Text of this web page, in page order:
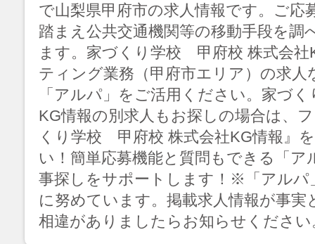
で山梨県甲府市の求人情報です。ご応
踏まえ公共交通機関等の移動手段を
ます。家づくり学校 甲府校 株式会社
ティング業務（甲府市エリア）の求人
「アルパ」をご活用ください。家づ
KG情報の別求人もお探しの場合は、
くり学校 甲府校 株式会社KG情報』
い！簡単応募機能と質問もできる「
事探しをサポートします！※「アルパ
に努めています。掲載求人情報が事実
相違がありましたらお知らせください